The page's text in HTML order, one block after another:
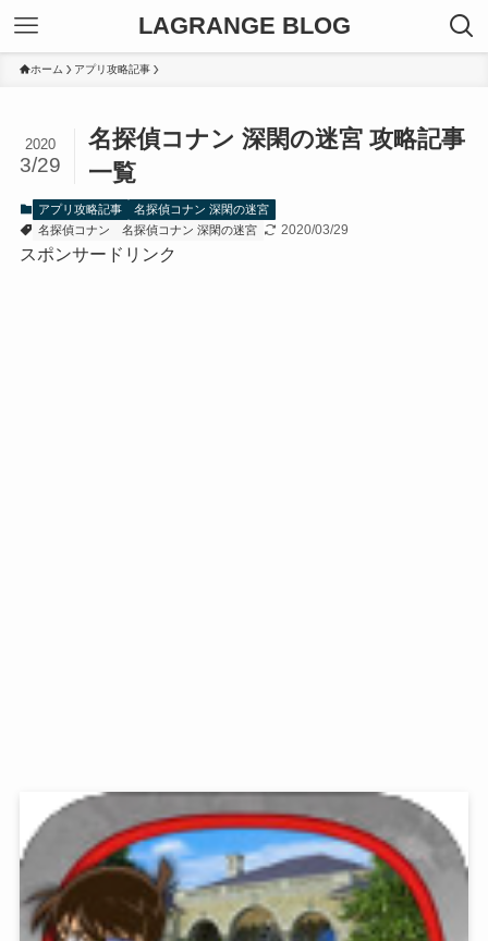
LAGRANGE BLOG
ホーム アプリ攻略記事
名探偵コナン 深閑の迷宮 攻略記事
一覧
2020
3/29
アプリ攻略記事
名探偵コナン 深閑の迷宮
名探偵コナン
名探偵コナン 深閑の迷宮 2020/03/29
スポンサードリンク